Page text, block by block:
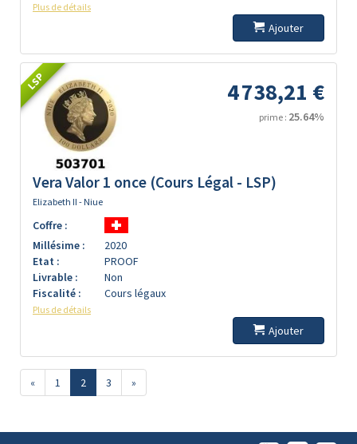
Plus de détails
Ajouter
LSP 4 738,21 €
prime : 25.64%
Vera Valor 1 once (Cours Légal - LSP)
Elizabeth II - Niue
Coffre :
Millésime :
2020
Etat :
PROOF
Livrable :
Non
Fiscalité :
Cours légaux
Plus de détails
Ajouter
« 1 2 3 »